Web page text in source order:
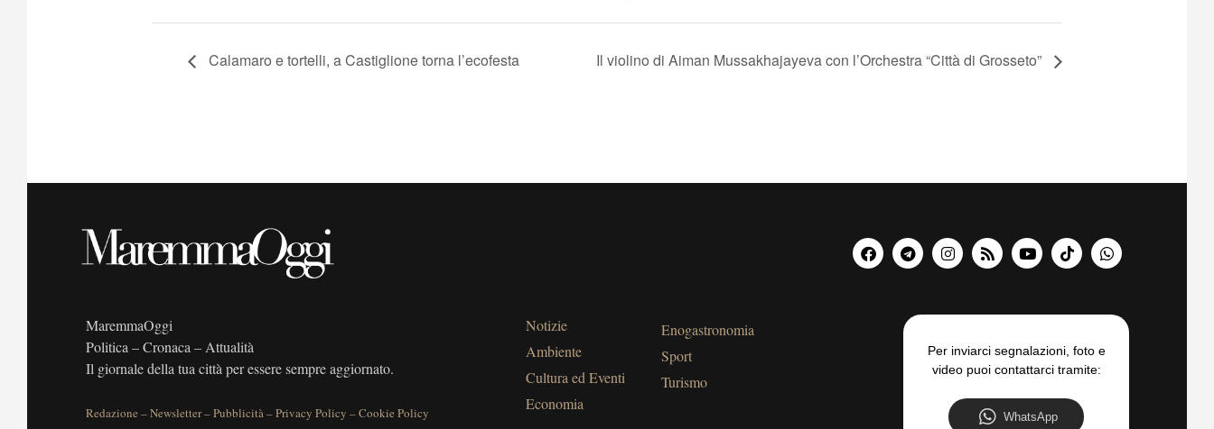
Calamaro e tortelli, a Castiglione torna l’ecofesta Il violino di Aiman Mussakhajayeva con l’Orchestra “Città di Grosseto”
MaremmaOggi
Politica – Cronaca – Attualità
Il giornale della tua città per essere sempre aggiornato.
Redazione –Newsletter–Pubblicità–Privacy Policy –Cookie Policy
Notizie
Ambiente
Cultura ed Eventi
Economia
Enogastronomia
Sport
Turismo
Per inviarci segnalazioni, foto e
video puoi contattarci tramite:
WhatsApp